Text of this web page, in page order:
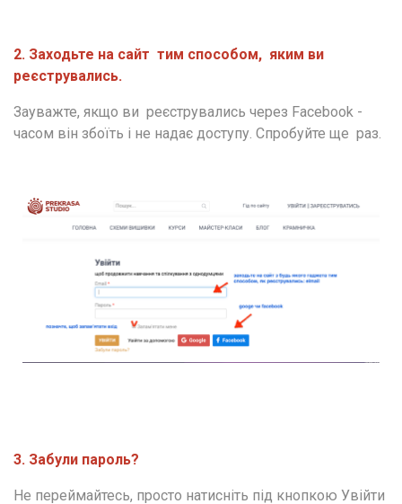
2. Заходьте на сайт  тим способом,  яким ви
реєструвались.
Зауважте, якщо ви  реєструвались через Facebook -
часом він збоїть і не надає доступу. Спробуйте ще  раз.
3. Забули пароль?
Не переймайтесь, просто натисніть під кнопкою Увійти